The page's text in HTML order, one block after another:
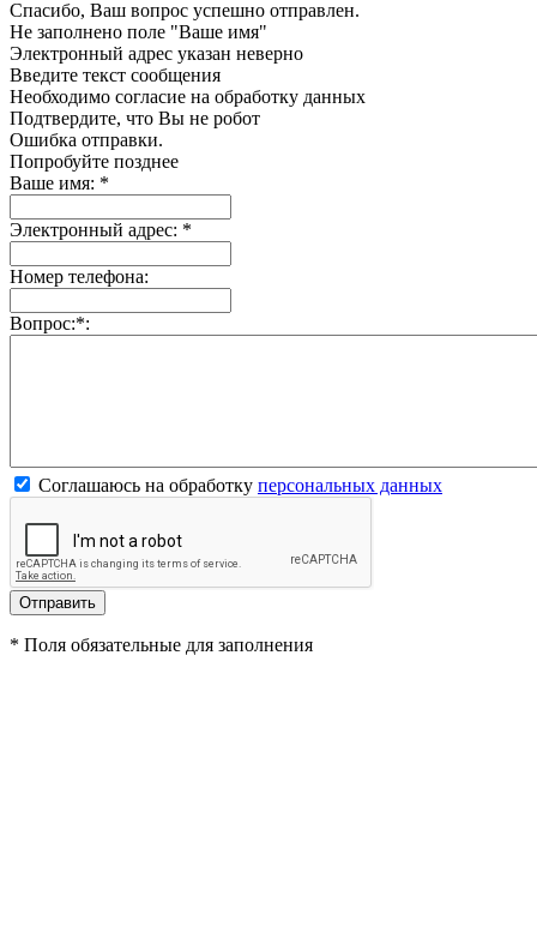
Спасибо, Ваш вопрос успешно отправлен.
Не заполнено поле "Ваше имя"
Электронный адрес указан неверно
Введите текст сообщения
Необходимо согласие на обработку данных
Подтвердите, что Вы не робот
Ошибка отправки.
Попробуйте позднее
Ваше имя: *
Электронный адрес: *
Номер телефона:
Вопрос:*:
Соглашаюсь на обработку персональных данных
* Поля обязательные для заполнения